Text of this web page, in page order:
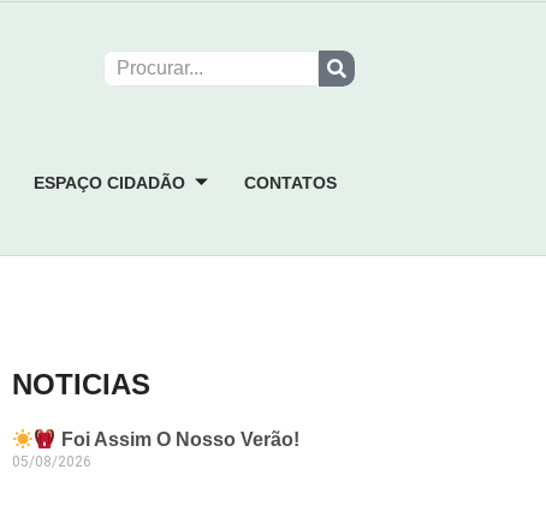
ESPAÇO CIDADÃO CONTATOS
NOTICIAS
Foi Assim O Nosso Verão!
05/08/2026